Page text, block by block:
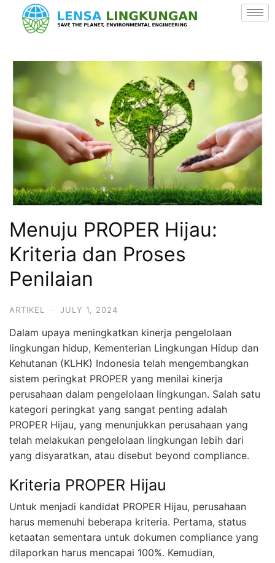
Menuju PROPER Hijau:
Kriteria dan Proses
Penilaian
ARTIKEL · JULY 1, 2024
Dalam upaya meningkatkan kinerja pengelolaan
lingkungan hidup, Kementerian Lingkungan Hidup dan
Kehutanan (KLHK) Indonesia telah mengembangkan
sistem peringkat PROPER yang menilai kinerja
perusahaan dalam pengelolaan lingkungan. Salah satu
kategori peringkat yang sangat penting adalah
PROPER Hijau, yang menunjukkan perusahaan yang
telah melakukan pengelolaan lingkungan lebih dari
yang disyaratkan, atau disebut beyond compliance.
Kriteria PROPER Hijau
Untuk menjadi kandidat PROPER Hijau, perusahaan
harus memenuhi beberapa kriteria. Pertama, status
ketaatan sementara untuk dokumen compliance yang
dilaporkan harus mencapai 100%. Kemudian,